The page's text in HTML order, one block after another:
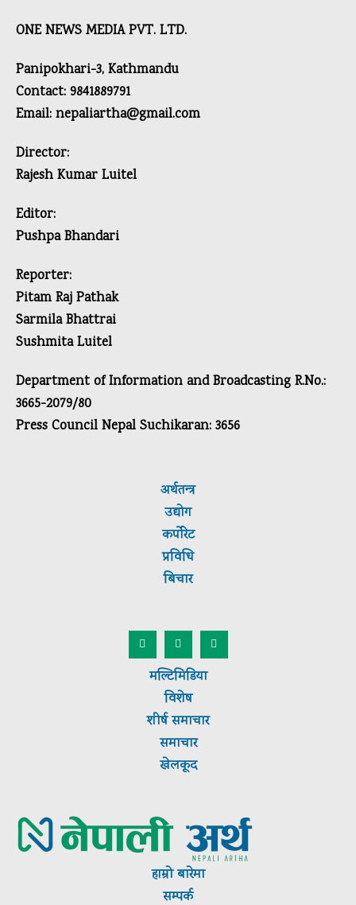
ONE NEWS MEDIA PVT. LTD.
Panipokhari-3, Kathmandu
Contact: 9841889791
Email: nepaliartha@gmail.com
Director:
Rajesh Kumar Luitel
Editor:
Pushpa Bhandari
Reporter:
Pitam Raj Pathak
Sarmila Bhattrai
Sushmita Luitel
Department of Information and Broadcasting R.No.:
3665-2079/80
Press Council Nepal Suchikaran: 3656
अर्थतन्त्र
उद्योग
कर्पाेरेट
प्रविधि
बिचार
मल्टिमिडिया
विशेष
शीर्षसमाचार
समाचार
खेलकूद
हाम्रो बारेमा
सम्पर्क